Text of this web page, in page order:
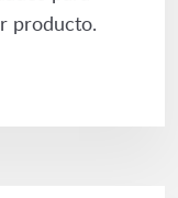
producto.